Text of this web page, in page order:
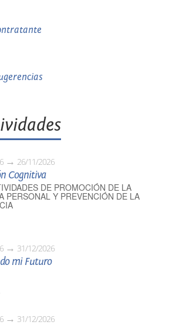
26/11/2026
Cognitiva
DE PROMOCIÓN DE LA
PERSONAL Y PREVENCIÓN DE LA
31/12/2026
mi Futuro
31/12/2026